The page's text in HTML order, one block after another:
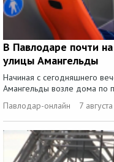
В Павлодаре почти
улицы Амангельды
Начиная с сегодняшнего
Амангельды возле дома по
Павлодар-онлайн
7